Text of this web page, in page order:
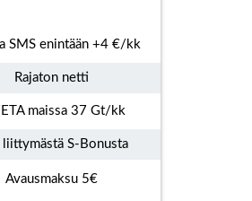
SMS enintään +4 €/kk
Rajaton netti
maissa 37 Gt/kk
liittymästä S-Bonusta
Avausmaksu 5€